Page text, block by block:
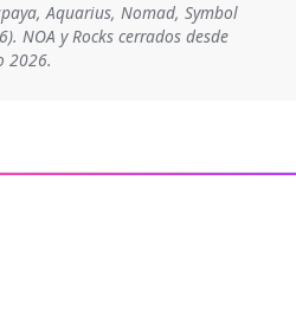
Aquarius, Nomad, Symbol
NOA y Rocks cerrados desde
2026.